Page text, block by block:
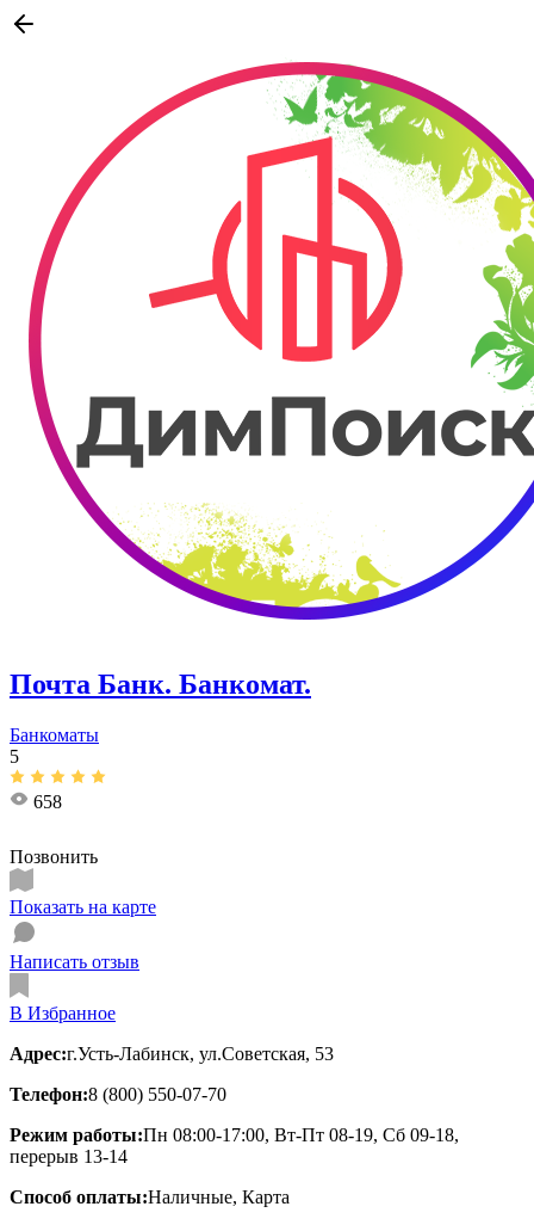
Почта Банк. Банкомат.
Банкоматы
5
658
Позвонить
Показать на карте
Написать отзыв
В Избранное
Адрес:г.Усть-Лабинск, ул.​Советская, 53
Телефон:8 (800) 550-07-70
Режим работы:Пн 08:00-17:00, Вт-Пт 08-19, Сб 09-18,
перерыв 13-14
Способ оплаты:Наличные, Карта